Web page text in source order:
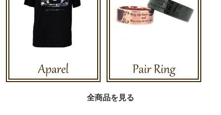
全商品を見る